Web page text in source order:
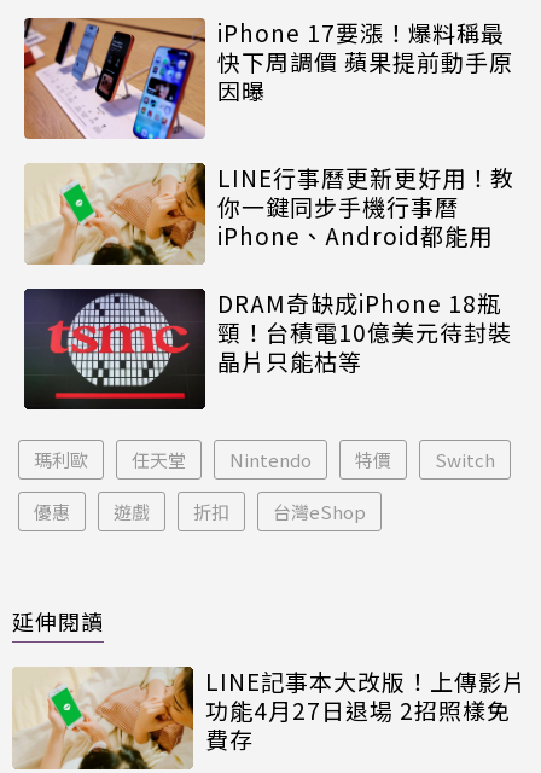
iPhone 17要漲！爆料稱最
快下周調價 蘋果提前動手原
因曝
LINE行事曆更新更好用！教
你一鍵同步手機行事曆
iPhone、Android都能用
DRAM奇缺成iPhone 18瓶
頸！台積電10億美元待封裝
晶片只能枯等
瑪利歐 任天堂 Nintendo 特價 Switch
優惠 遊戲 折扣 台灣eShop
延伸閱讀
LINE記事本大改版！上傳影片
功能4月27日退場 2招照樣免
費存